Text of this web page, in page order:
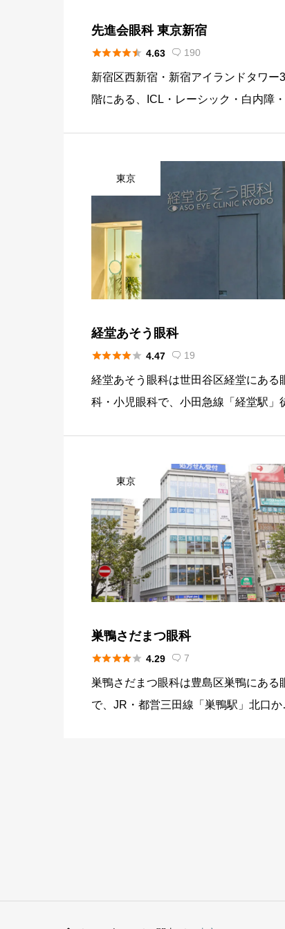
先進会眼科 東京新宿
 4.63  190
新宿区西新宿・新宿アイランドタワー
階にある、ICL・レーシック・白内障
4年以上手術後の感染症ゼロという実績
掲げ、全国でも有数の屈折矯 […]
東京
経堂あそう眼科
 4.47  19
経堂あそう眼科は世田谷区経堂にある
科・小児眼科で、小田急線「経堂駅」
屈折矯正手術も行っています。院長は
認定医で、2017年からIC […]
東京
巣鴨さだまつ眼科
 4.29  7
巣鴨さだまつ眼科は豊島区巣鴨にある
で、JR・都営三田線「巣鴨駅」北口か